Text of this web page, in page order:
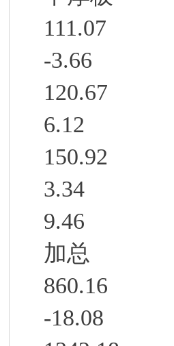
111.07
-3.66
120.67
6.12
150.92
3.34
9.46
加总
860.16
-18.08